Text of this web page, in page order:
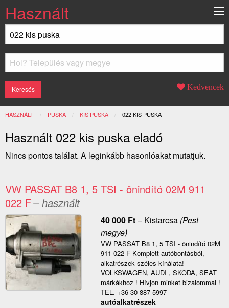
Használt
Kedvencek
HASZNÁLT PUSKA KIS PUSKA JELENLEGI:
022 KIS PUSKA
Használt 022 kis puska eladó
Nincs pontos találat. A leginkább hasonlóakat mutatjuk.
VW PASSAT B8 1, 5 TSI - önindító 02M 911
022 F– használt
40 000 Ft– Kistarcsa(Pest
megye)
VW PASSAT B8 1, 5 TSI - önindító 02M
911 022 F Komplett autóbontásból,
alkatrészek széles kínálata!
VOLKSWAGEN, AUDI , SKODA, SEAT
márkákhoz ! Hívjon minket bizalommal !
TEL. +36 30 887 5997
autóalkatrészek